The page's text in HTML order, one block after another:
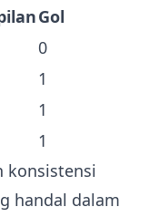
Gol
0
1
1
1
konsistensi
handal dalam